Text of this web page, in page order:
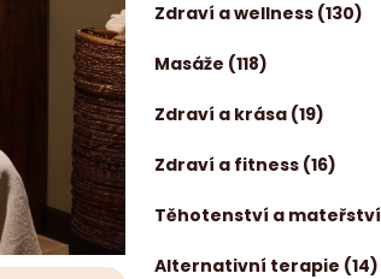
Zdraví a wellness (130)
Masáže (118)
Zdraví a krása (19)
Zdraví a fitness (16)
Těhotenství a mateřství
Alternativní terapie (14)